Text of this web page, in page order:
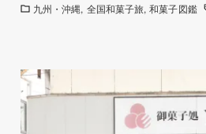
九州・沖縄 全国和菓子旅 和菓子図鑑